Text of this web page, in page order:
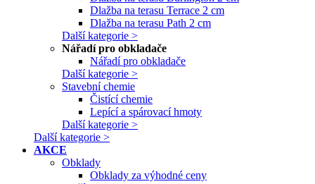
Dlažba na terasu Terrace 2 cm
Dlažba na terasu Path 2 cm
Další kategorie >
Nářadí pro obkladače
Nářadí pro obkladače
Další kategorie >
Stavební chemie
Čistící chemie
Lepící a spárovací hmoty
Další kategorie >
Další kategorie >
AKCE
Obklady
Obklady za výhodné ceny